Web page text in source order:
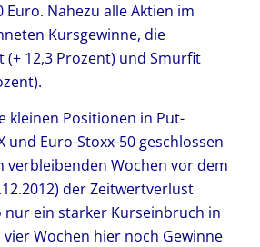
Euro. Nahezu alle Aktien im
Kursgewinne, die
(+ 12,3 Prozent) und Smurfit
kleinen Positionen in Put-
und Euro-Stoxx-50 geschlossen
verbleibenden Wochen vor dem
der Zeitwertverlust
nur ein starker Kurseinbruch in
Wochen hier noch Gewinne